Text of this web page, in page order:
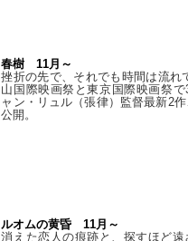
春樹 11月～
挫折の先で、それでも時間は流
山国際映画祭と東京国際映画祭
ャン・リュル（張律）監督最新2
公開。
ルオムの黄昏 11月～
消えた恋人の痕跡と、探すほど